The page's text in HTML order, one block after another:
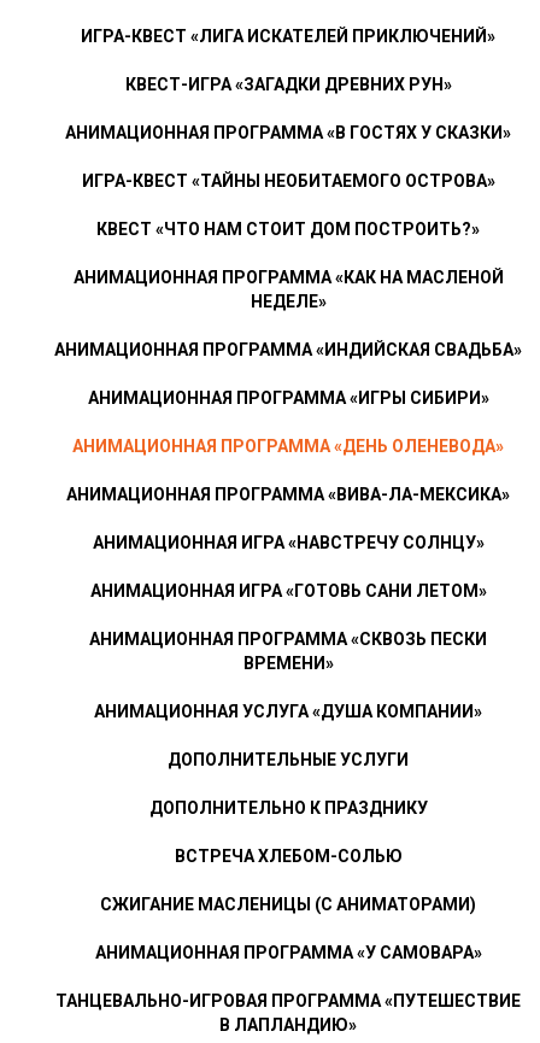
ИГРА-КВЕСТ «ЛИГА ИСКАТЕЛЕЙ ПРИКЛЮЧЕНИЙ»
КВЕСТ-ИГРА «ЗАГАДКИ ДРЕВНИХ РУН»
АНИМАЦИОННАЯ ПРОГРАММА «В ГОСТЯХ У СКАЗКИ»
ИГРА-КВЕСТ «ТАЙНЫ НЕОБИТАЕМОГО ОСТРОВА»
КВЕСТ «ЧТО НАМ СТОИТ ДОМ ПОСТРОИТЬ?»
АНИМАЦИОННАЯ ПРОГРАММА «КАК НА МАСЛЕНОЙ
НЕДЕЛЕ»
АНИМАЦИОННАЯ ПРОГРАММА «ИНДИЙСКАЯ СВАДЬБА»
АНИМАЦИОННАЯ ПРОГРАММА «ИГРЫ СИБИРИ»
АНИМАЦИОННАЯ ПРОГРАММА «ДЕНЬ ОЛЕНЕВОДА»
АНИМАЦИОННАЯ ПРОГРАММА «ВИВА-ЛА-МЕКСИКА»
АНИМАЦИОННАЯ ИГРА «НАВСТРЕЧУ СОЛНЦУ»
АНИМАЦИОННАЯ ИГРА «ГОТОВЬ САНИ ЛЕТОМ»
АНИМАЦИОННАЯ ПРОГРАММА «СКВОЗЬ ПЕСКИ
ВРЕМЕНИ»
АНИМАЦИОННАЯ УСЛУГА «ДУША КОМПАНИИ»
ДОПОЛНИТЕЛЬНЫЕ УСЛУГИ
ДОПОЛНИТЕЛЬНО К ПРАЗДНИКУ
ВСТРЕЧА ХЛЕБОМ-СОЛЬЮ
СЖИГАНИЕ МАСЛЕНИЦЫ (С АНИМАТОРАМИ)
АНИМАЦИОННАЯ ПРОГРАММА «У САМОВАРА»
ТАНЦЕВАЛЬНО-ИГРОВАЯ ПРОГРАММА «ПУТЕШЕСТВИЕ
В ЛАПЛАНДИЮ»